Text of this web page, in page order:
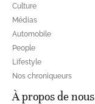
Culture
Médias
Automobile
People
Lifestyle
Nos chroniqueurs
À propos de nous